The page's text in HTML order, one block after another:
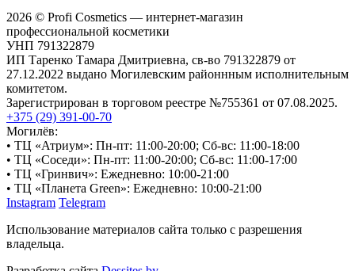
2026 © Profi Cosmetics — интернет-магазин
профессиональной косметики
УНП 791322879
ИП Таренко Тамара Дмитриевна, св-во 791322879 от
27.12.2022 выдано Могилевским районнным исполнительным
комитетом.
Зарегистрирован в торговом реестре №755361 от 07.08.2025.
+375 (29) 391-00-70
Могилёв:
• ТЦ «Атриум»: Пн-пт: 11:00-20:00; Сб-вс: 11:00-18:00
• ТЦ «Соседи»: Пн-пт: 11:00-20:00; Сб-вс: 11:00-17:00
• ТЦ «Гринвич»: Ежедневно: 10:00-21:00
• ТЦ «Планета Green»: Ежедневно: 10:00-21:00
Instagram Telegram
Использование материалов сайта только с разрешения
владельца.